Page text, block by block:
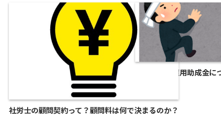
社労士の顧問契約って？顧問料は何で決まるのか？
トライアル雇用助成金に